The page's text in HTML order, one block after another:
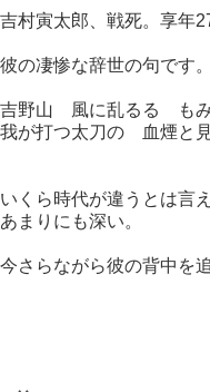
吉村寅太郎、戦死。享年
彼の凄惨な辞世の句です。
吉野山 風に乱るる も
我が打つ太刀の 血煙と
いくら時代が違うとは言
あまりにも深い。
今さらながら彼の背中を